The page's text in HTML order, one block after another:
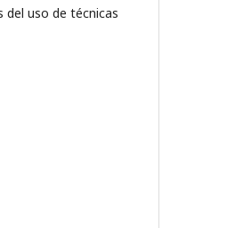
del uso de técnicas